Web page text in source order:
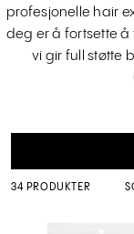
profesjonelle hair
deg er å fortsette
vi gir full støtte
34 PRODUKTER